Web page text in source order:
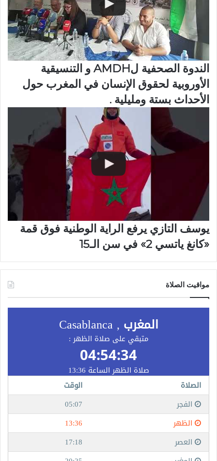
الندوة الصحفية لAMDH و التنسيقية
الأوروبية لحقوق الإنسان في المغرب حول
الأحداث بستة ومليلية .
يوسف التازي يرفع الراية الوطنية فوق قمة
«كانغ ياتسي 2» في سن الـ15
مواقيت الصلاة